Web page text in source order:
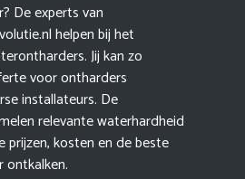
De experts van
helpen bij het
Jij kan zo
voor ontharders
installateurs. De
relevante waterhardheid
prijzen, kosten en de beste
ontkalken.